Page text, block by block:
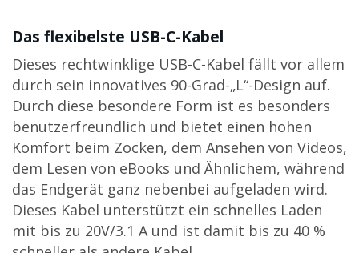
Das flexibelste USB-C-Kabel
Dieses rechtwinklige USB-C-Kabel fällt vor allem
durch sein innovatives 90-Grad-„L“-Design auf.
Durch diese besondere Form ist es besonders
benutzerfreundlich und bietet einen hohen
Komfort beim Zocken, dem Ansehen von Videos,
dem Lesen von eBooks und Ähnlichem, während
das Endgerät ganz nebenbei aufgeladen wird.
Dieses Kabel unterstützt ein schnelles Laden
mit bis zu 20V/3.1 A und ist damit bis zu 40 %